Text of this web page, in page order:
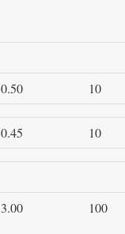
0.50 10
0.45 10
3.00 100